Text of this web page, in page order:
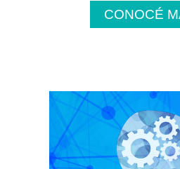
CONOCÉ